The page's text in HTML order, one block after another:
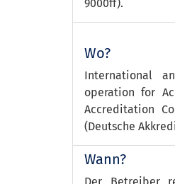
9000ff).
Wo?
International
operation for
Accreditation
(Deutsche
Wann?